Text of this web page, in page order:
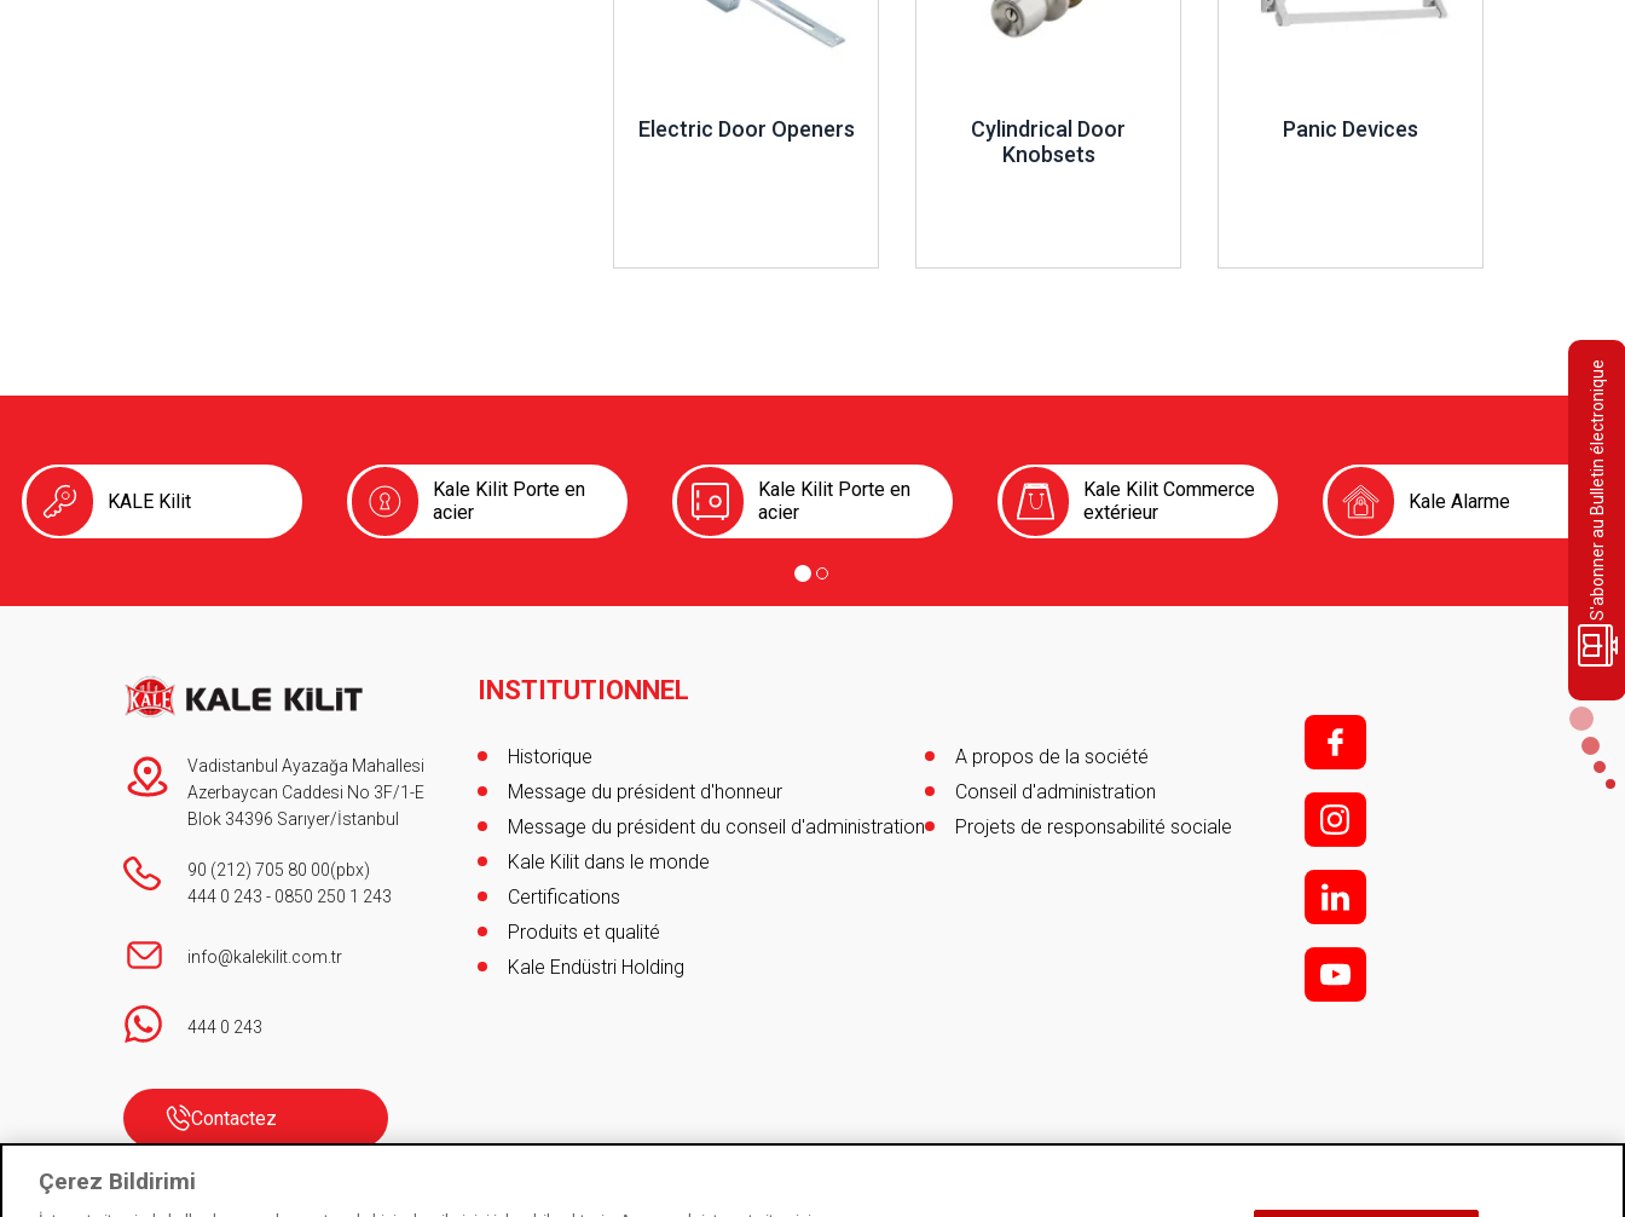
S'abonner au Bulletin électronique
Electric Door Openers
Cylindrical Door
Knobsets
Panic Devices
KALE Kilit
Kale Kilit Porte en
acier
Kale Kilit Porte en
acier
Kale Kilit Commerce
extérieur
Kale Alarme
Vadistanbul Ayazağa Mahallesi
Azerbaycan Caddesi No 3F/1-E
Blok 34396 Sarıyer/İstanbul
90 (212) 705 80 00(pbx)
444 0 243 - 0850 250 1 243
info@kalekilit.com.tr
444 0 243
Contactez
Footer
INSTITUTIONNEL
Historique
Message du président d'honneur
Message du président du conseil d'administration
Kale Kilit dans le monde
Certifications
Produits et qualité
Kale Endüstri Holding
A propos de la société
Conseil d'administration
Projets de responsabilité sociale
f;
i;
l
y
Çerez Bildirimi